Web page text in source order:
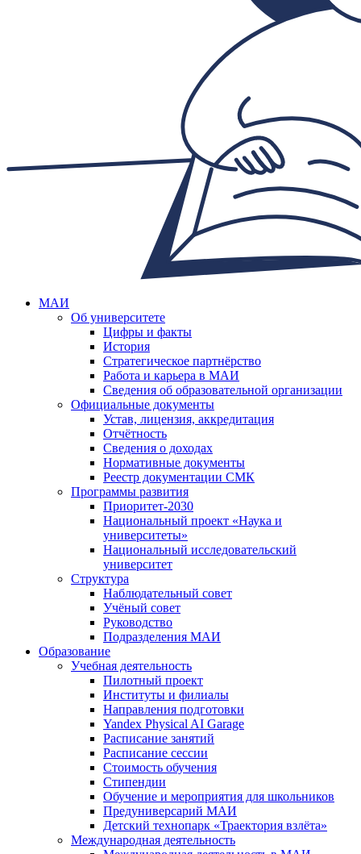
МАИ
Об университете
Цифры и факты
История
Стратегическое партнёрство
Работа и карьера в МАИ
Сведения об образовательной организации
Официальные документы
Устав, лицензия, аккредитация
Отчётность
Сведения о доходах
Нормативные документы
Реестр документации СМК
Программы развития
Приоритет-2030
Национальный проект «Наука и
университеты»
Национальный исследовательский
университет
Структура
Наблюдательный совет
Учёный совет
Руководство
Подразделения МАИ
Образование
Учебная деятельность
Пилотный проект
Институты и филиалы
Направления подготовки
Yandex Physical AI Garage
Расписание занятий
Расписание сессии
Стоимость обучения
Стипендии
Обучение и мероприятия для школьников
Предуниверсарий МАИ
Детский технопарк «Траектория взлёта»
Международная деятельность